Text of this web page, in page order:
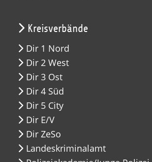
Kreisverbände
Dir 1 Nord
Dir 2 West
Dir 3 Ost
Dir 4 Süd
Dir 5 City
Dir E/V
Dir ZeSo
Landeskriminalamt